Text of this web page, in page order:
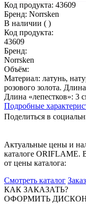
Код продукта: 43609
Бренд: Norrsken
В наличии ( )
Код продукта:
43609
Бренд:
Norrsken
Объём:
Материал: латунь,
розового золота.
Длина «лепестков»: 3
Подробные
Поделиться в
Актуальные цены и
каталоге ORIFLAME.
от цены каталога:
Смотреть каталог
КАК ЗАКАЗАТЬ?
ОФОРМИТЬ